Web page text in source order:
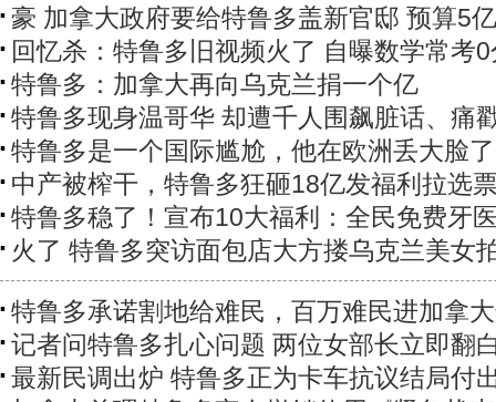
豪 加拿大政府要给特鲁多盖新官邸 预算5亿
回忆杀：特鲁多旧视频火了 自曝数学常考0
特鲁多：加拿大再向乌克兰捐一个亿
特鲁多现身温哥华 却遭千人围飙脏话、痛
特鲁多是一个国际尴尬，他在欧洲丢大脸了
中产被榨干，特鲁多狂砸18亿发福利拉选
特鲁多稳了！宣布10大福利：全民免费牙
火了 特鲁多突访面包店大方搂乌克兰美女
特鲁多承诺割地给难民，百万难民进加拿
记者问特鲁多扎心问题 两位女部长立即翻
最新民调出炉 特鲁多正为卡车抗议结局付